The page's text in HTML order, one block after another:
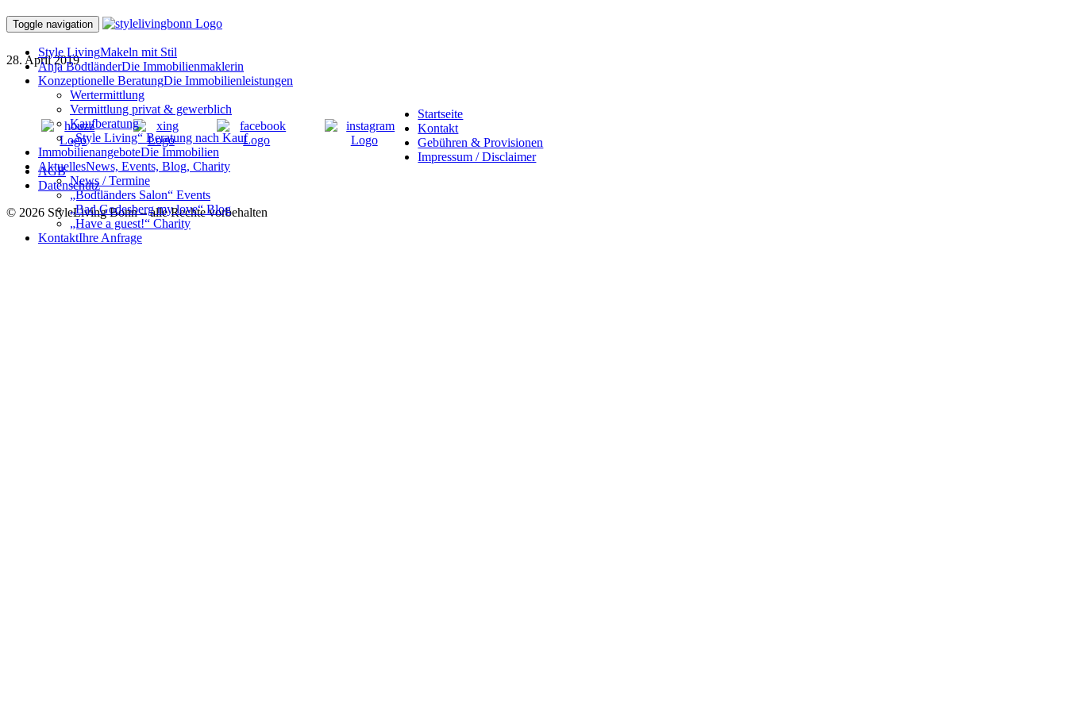
Toggle navigation
Style LivingMakeln mit Stil
Anja BodtländerDie Immobilienmaklerin
Konzeptionelle BeratungDie Immobilienleistungen
Wertermittlung
Vermittlung privat & gewerblich
Kaufberatung
„Style Living“ Beratung nach Kauf
ImmobilienangeboteDie Immobilien
AktuellesNews, Events, Blog, Charity
News / Termine
„Bodtländers Salon“ Events
„Bad Godesberg my love“ Blog
„Have a guest!“ Charity
KontaktIhre Anfrage
190422-204
28. April 2019
Startseite
Kontakt
Gebühren & Provisionen
Impressum / Disclaimer
AGB
Datenschutz
© 2026 StyleLiving Bonn – alle Rechte vorbehalten